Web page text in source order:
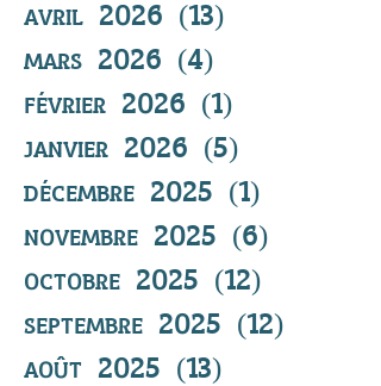
avril 2026 (13)
mars 2026 (4)
février 2026 (1)
janvier 2026 (5)
décembre 2025 (1)
novembre 2025 (6)
octobre 2025 (12)
septembre 2025 (12)
août 2025 (13)